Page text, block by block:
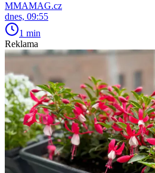
MMAMAG.cz
dnes, 09:55
1 min
Reklama